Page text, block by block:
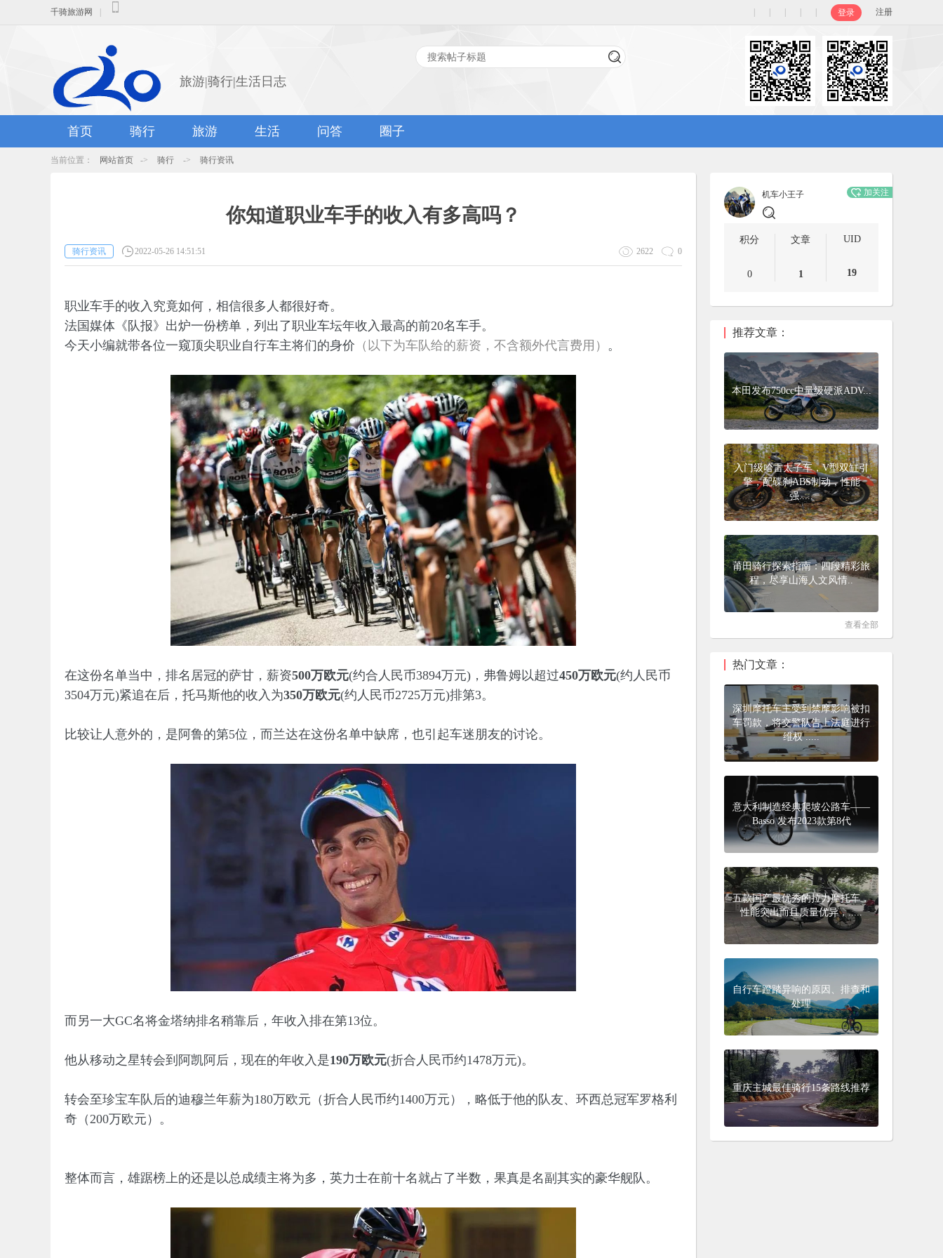
千骑旅游网 登录 注册
旅游|骑行|生活日志
首页 骑行 旅游 生活 问答 圈子
当前位置： 网站首页 -> 骑行 -> 骑行资讯
你知道职业车手的收入有多高吗？
骑行资讯 2022-05-26 14:51:51 2622 0
职业车手的收入究竟如何，相信很多人都很好奇。
法国媒体《队报》出炉一份榜单，列出了职业车坛年收入最高的前20名车手。
今天小编就带各位一窥顶尖职业自行车主将们的身价 （以下为车队给的薪资，不含额外代言费用） 。
在这份名单当中，排名居冠的萨甘，薪资500万欧元(约合人民币3894万元)，弗鲁姆以超过450万欧元(约人民币
3504万元)紧追在后，托马斯他的收入为350万欧元(约人民币2725万元)排第3。
比较让人意外的，是阿鲁的第5位，而兰达在这份名单中缺席，也引起车迷朋友的讨论。
而另一大GC名将金塔纳排名稍靠后，年收入排在第13位。
他从移动之星转会到阿凯阿后，现在的年收入是190万欧元(折合人民币约1478万元)。
转会至珍宝车队后的迪穆兰年薪为180万欧元（折合人民币约1400万元），略低于他的队友、环西总冠军罗格利
奇（200万欧元）。
整体而言，雄踞榜上的还是以总成绩主将为多，英力士在前十名就占了半数，果真是名副其实的豪华舰队。
机车小王子 加关注
积分
0
文章
1
UID
19
推荐文章：
本田发布750cc中量级硬派ADV...
入门级哈雷太子车，V型双缸引
擎，配碟刹ABS制动，性能
强.....
莆田骑行探索指南：四段精彩旅
程，尽享山海人文风情..
查看全部
热门文章：
深圳摩托车主受到禁摩影响被扣
车罚款，将交警队告上法庭进行
维权 .....
意大利制造经典爬坡公路车——
Basso 发布2023款第8代
五款国产最优秀的拉力摩托车，
性能突出而且质量优异，.....
自行车蹬踏异响的原因、排查和
处理
重庆主城最佳骑行15条路线推荐